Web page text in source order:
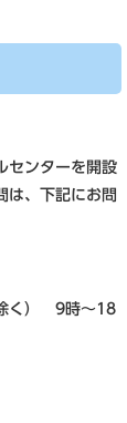
センターを開設
は、下記にお問
く） 9時～18